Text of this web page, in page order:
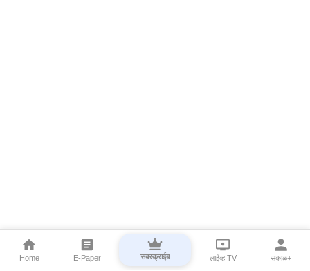
Home E-Paper सबस्क्राईब लाईव्ह TV सकाळ+